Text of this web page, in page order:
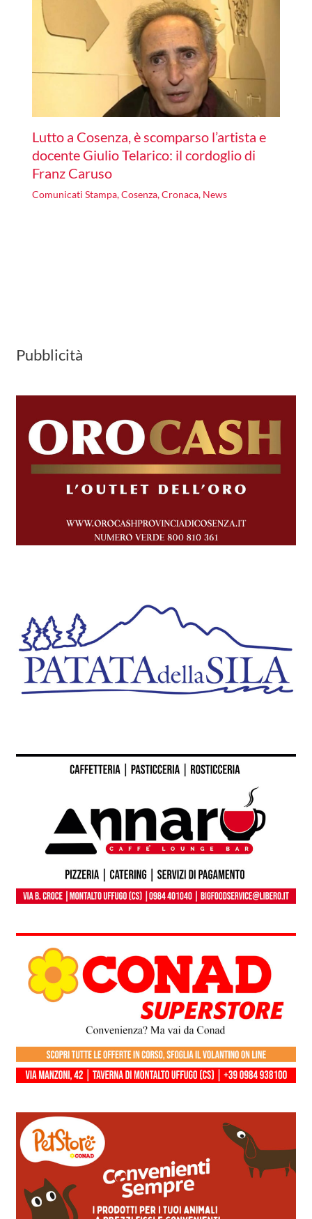
Lutto a Cosenza, è scomparso l’artista e
docente Giulio Telarico: il cordoglio di
Franz Caruso
Comunicati Stampa,Cosenza,Cronaca, News
Pubblicità